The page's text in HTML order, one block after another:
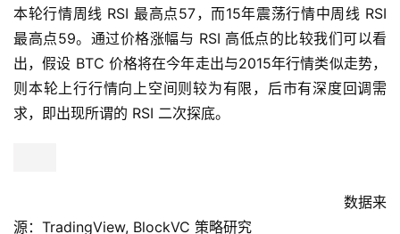
线 RSI 最低点28，而15年震荡行情中周线 RSI 最低点27；
本轮行情周线 RSI 最高点57，而15年震荡行情中周线 RSI
最高点59。通过价格涨幅与 RSI 高低点的比较我们可以看
出，假设 BTC 价格将在今年走出与2015年行情类似走势，
则本轮上行行情向上空间则较为有限，后市有深度回调需
数据来